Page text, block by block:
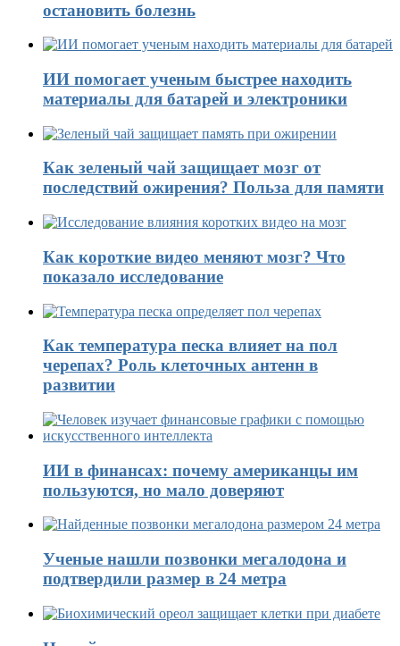
остановить болезнь
ИИ помогает ученым быстрее находить
материалы для батарей и электроники
Как зеленый чай защищает мозг от
последствий ожирения? Польза для памяти
Как короткие видео меняют мозг? Что
показало исследование
Как температура песка влияет на пол
черепах? Роль клеточных антенн в
развитии
ИИ в финансах: почему американцы им
пользуются, но мало доверяют
Ученые нашли позвонки мегалодона и
подтвердили размер в 24 метра